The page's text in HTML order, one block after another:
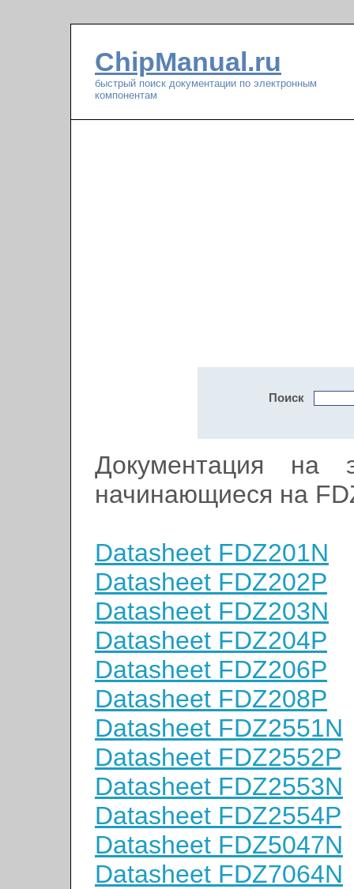
ChipManual.ru
быстрый поиск документации по электронным
компонентам
Поиск
Документация на
начинающиеся на
Datasheet FDZ201N
Datasheet FDZ202P
Datasheet FDZ203N
Datasheet FDZ204P
Datasheet FDZ206P
Datasheet FDZ208P
Datasheet FDZ2551N
Datasheet FDZ2552P
Datasheet FDZ2553N
Datasheet FDZ2554P
Datasheet FDZ5047N
Datasheet FDZ7064N